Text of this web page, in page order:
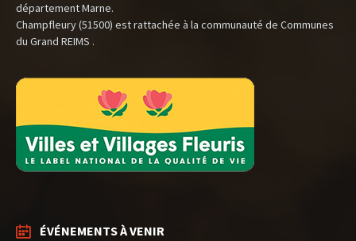
département Marne.
Champfleury (51500) est rattachée à la communauté de Communes
du Grand REIMS .
ÉVÉNEMENTS À VENIR